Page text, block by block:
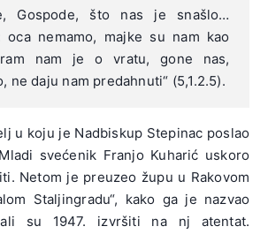
Gospode, što nas je snašlo…
oca nemamo, majke su nam kao
nam je o vratu, gone nas,
ne daju nam predahnuti“ (5,1.2.5).
u koju je Nadbiskup Stepinac poslao
svećenik Franjo Kuharić uskoro
Netom je preuzeo župu u Rakovom
Staljingradu“, kako ga je nazvao
su 1947. izvršiti na nj atentat.